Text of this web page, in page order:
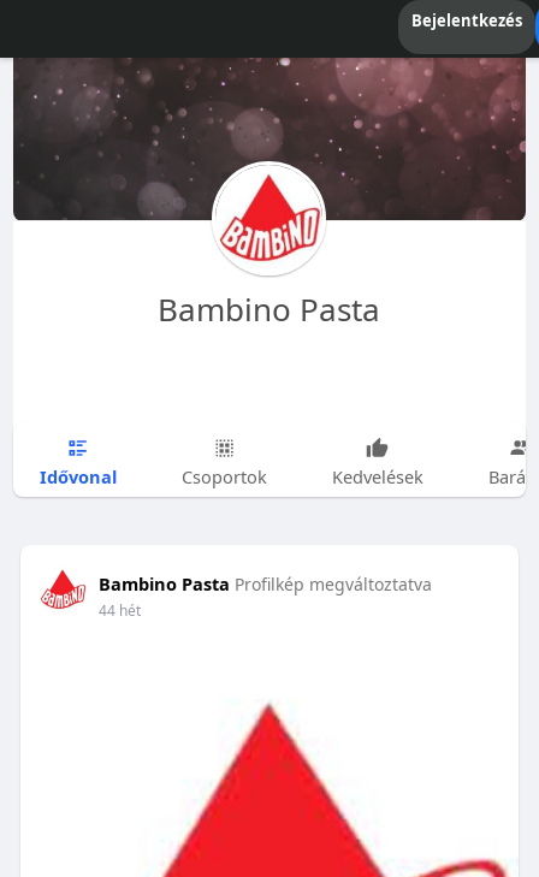
Bejelentkezés
Bambino Pasta
Idővonal Csoportok Kedvelések
Bambino Pasta Profilkép megváltoztatva
44 hét